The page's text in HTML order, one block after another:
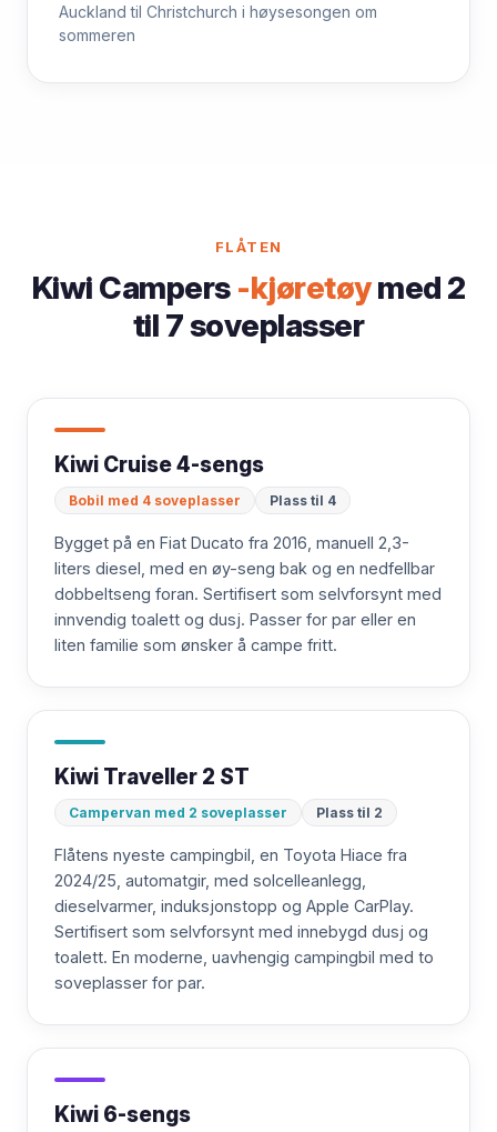
Auckland til Christchurch i høysesongen om
sommeren
FLÅTEN
Kiwi Campers -kjøretøymed 2
til 7 soveplasser
Kiwi Cruise 4-sengs
Bobil med 4 soveplasser Plass til 4
Bygget på en Fiat Ducato fra 2016, manuell 2,3-
liters diesel, med en øy-seng bak og en nedfellbar
dobbeltseng foran. Sertifisert som selvforsynt med
innvendig toalett og dusj. Passer for par eller en
liten familie som ønsker å campe fritt.
Kiwi Traveller 2 ST
Campervan med 2 soveplasser Plass til 2
Flåtens nyeste campingbil, en Toyota Hiace fra
2024/25, automatgir, med solcelleanlegg,
dieselvarmer, induksjonstopp og Apple CarPlay.
Sertifisert som selvforsynt med innebygd dusj og
toalett. En moderne, uavhengig campingbil med to
soveplasser for par.
Kiwi 6-sengs